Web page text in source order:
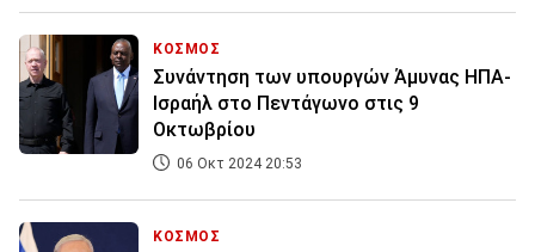
ΚΟΣΜΟΣ
Συνάντηση των υπουργών Άμυνας ΗΠΑ-
Ισραήλ στο Πεντάγωνο στις 9
Οκτωβρίου
06 Οκτ 2024 20:53
ΚΟΣΜΟΣ